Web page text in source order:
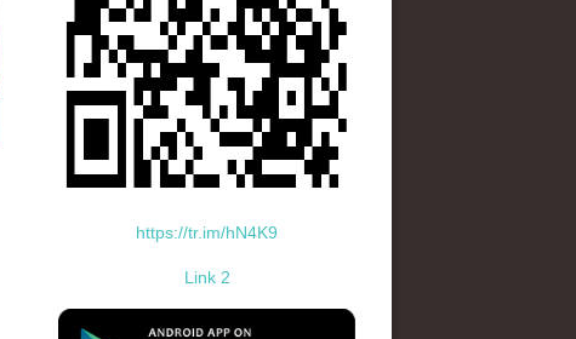
https://tr.im/hN4K9
Link 2
standard-icon-googleplay-app-store.png